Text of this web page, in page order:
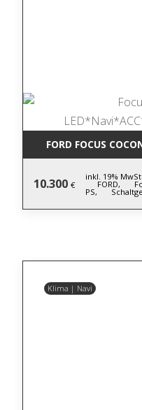
FORD FOCUS
10.300 €
inkl. 19%
FORD,
PS,
Klima | Navi